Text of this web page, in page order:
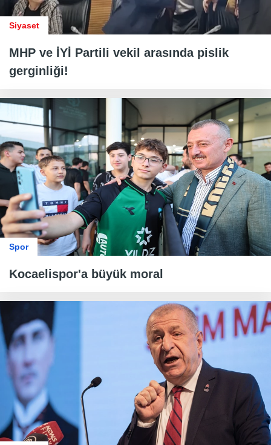
Siyaset
MHP ve İYİ Partili vekil arasında pislik
gerginliği!
Spor
Kocaelispor'a büyük moral